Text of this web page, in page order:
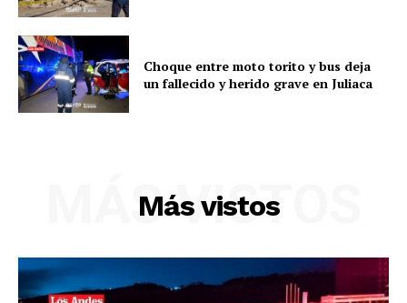
Choque entre moto torito y bus deja
un fallecido y herido grave en Juliaca
Más vistos
MÁS VISTOS